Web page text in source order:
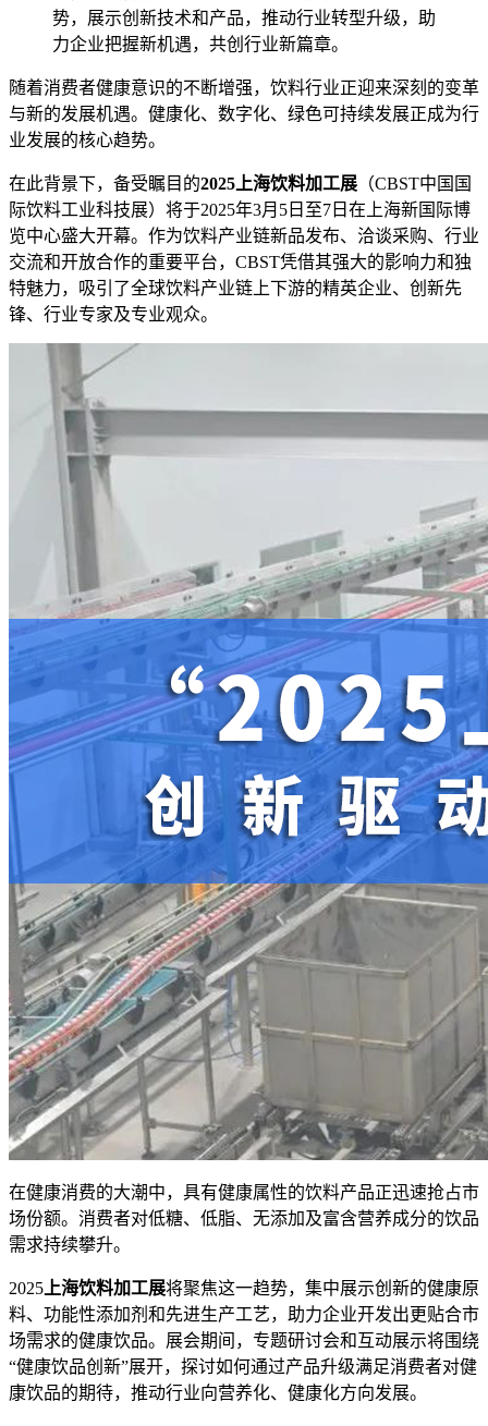
势，展示创新技术和产品，推动行业转型升级，助
力企业把握新机遇，共创行业新篇章。
随着消费者健康意识的不断增强，饮料行业正迎来深刻的变革
与新的发展机遇。健康化、数字化、绿色可持续发展正成为行
业发展的核心趋势。
在此背景下，备受瞩目的2025上海饮料加工展 （CBST中国国
际饮料工业科技展）将于2025年3月5日至7日在上海新国际博
览中心盛大开幕。作为饮料产业链新品发布、洽谈采购、行业
交流和开放合作的重要平台，CBST凭借其强大的影响力和独
特魅力，吸引了全球饮料产业链上下游的精英企业、创新先
锋、行业专家及专业观众。
在健康消费的大潮中，具有健康属性的饮料产品正迅速抢占市
场份额。消费者对低糖、低脂、无添加及富含营养成分的饮品
需求持续攀升。
2025 上海饮料加工展将聚焦这一趋势，集中展示创新的健康原
料、功能性添加剂和先进生产工艺，助力企业开发出更贴合市
场需求的健康饮品。展会期间，专题研讨会和互动展示将围绕
“健康饮品创新”展开，探讨如何通过产品升级满足消费者对健
康饮品的期待，推动行业向营养化、健康化方向发展。